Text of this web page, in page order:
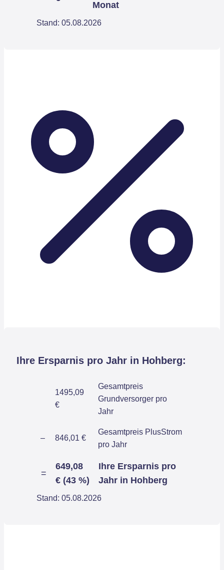
Monat
Stand: 05.08.2026
Ihre Ersparnis pro Jahr in Hohberg:
1495,09
€
Gesamtpreis
Grundversorger pro
Jahr
– 846,01 €
Gesamtpreis PlusStrom
pro Jahr
=
649,08
€ (43 %)
Ihre Ersparnis pro
Jahr in Hohberg
Stand: 05.08.2026